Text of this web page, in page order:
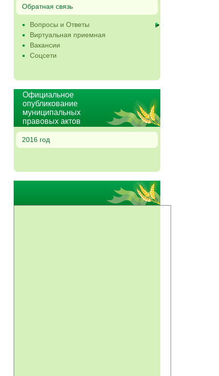
Обратная связь
Вопросы и Ответы
Виртуальная приемная
Вакансии
Соцсети
Официальное
опубликование
муниципальных
правовых актов
2016 год